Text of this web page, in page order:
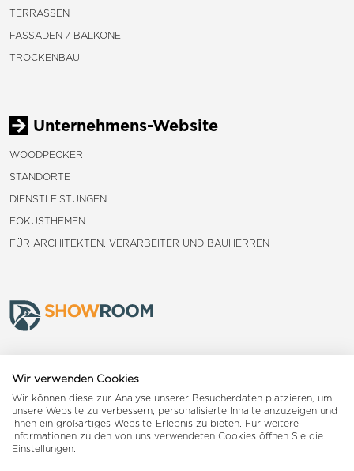
TERRASSEN
FASSADEN / BALKONE
TROCKENBAU
Unternehmens-Website
WOODPECKER
STANDORTE
DIENSTLEISTUNGEN
FOKUSTHEMEN
FÜR ARCHITEKTEN, VERARBEITER UND BAUHERREN
Landquart
Reiden
Wir verwenden Cookies
Wir können diese zur Analyse unserer Besucherdaten platzieren, um
unsere Website zu verbessern, personalisierte Inhalte anzuzeigen und
Ihnen ein großartiges Website-Erlebnis zu bieten. Für weitere
Informationen zu den von uns verwendeten Cookies öffnen Sie die
Einstellungen.